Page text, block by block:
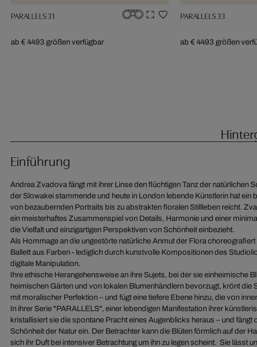
PARALLELS 31
ab € 4493 größen verfügbar
PARALLELS 33
ab € 4493 größen
Einführung
Andrea Zvadova fängt mit ihrer Linse den flüchtigen Tanz der natürlichen
der Slowakei stammende und heute in London lebende Künstlerin hat ein
von bezaubernden Portraits bis zu abstrakten floralen Stillleben reicht.
ein meisterhaftes Zusammenspiel von Details, Harmonie und einer
die Vielfalt und einzigartigen Perspektiven von Schönheit einbezieht.
Als Hommage an die ungestörte natürliche Anmut der Flora choreografiert
Ballett aus Farben - lediglich durch kunstvolle Kompositionen des
digitale Manipulation.
Ihre ethische Herangehensweise an ihre Sujets, bei der sie einheimische
heimischen Gärten und von lokalen Blumenhändlern bevorzugt, krönt die
mit moralischer Perfektion – und fügt eine tiefere Ebene hinzu, die von
In ihrer Serie "PARALLELS", einer lebendigen Manifestation ihrer
kristallisiert sie die spontane Pracht eines Augenblicks heraus – und fängt
Schönheit der Natur ein. Der Betrachter kann die Blüten förmlich auf der
sich ihr Duft bei intensiver Betrachtung um ihn zu legen scheint. Sie lässt